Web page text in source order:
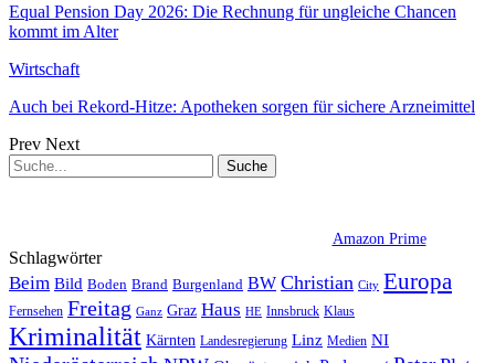
Equal Pension Day 2026: Die Rechnung für ungleiche Chancen
kommt im Alter
Wirtschaft
Auch bei Rekord-Hitze: Apotheken sorgen für sichere Arzneimittel
Prev Next
Amazon Prime
Schlagwörter
Beim Bild Boden Brand Burgenland BW Christian City Europa
Fernsehen Freitag Ganz Graz Haus HE Innsbruck Klaus
Kriminalität Kärnten Landesregierung Linz Medien NI